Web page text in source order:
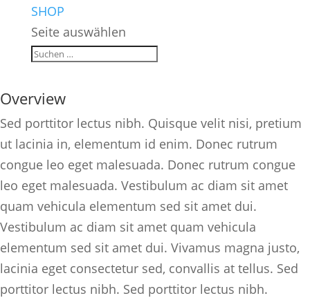
SHOP
Seite auswählen
Overview
Sed porttitor lectus nibh. Quisque velit nisi, pretium
ut lacinia in, elementum id enim. Donec rutrum
congue leo eget malesuada. Donec rutrum congue
leo eget malesuada. Vestibulum ac diam sit amet
quam vehicula elementum sed sit amet dui.
Vestibulum ac diam sit amet quam vehicula
elementum sed sit amet dui. Vivamus magna justo,
lacinia eget consectetur sed, convallis at tellus. Sed
porttitor lectus nibh. Sed porttitor lectus nibh.